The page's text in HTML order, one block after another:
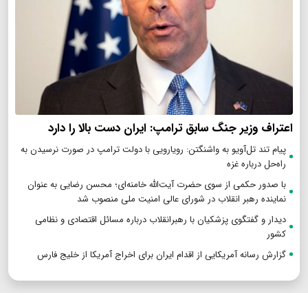
اعتراف وزیر جنگ سابق ترامپ: ایران دست بالا را دارد
پیام تند تل‌آویو به واشنگتن: رویارویی با دولت ترامپ در صورت نرسیدن به
راه‌حل درباره غزه
با صدور حکمی از سوی حضرت آیت‌الله خامنه‌ای؛ محسن رضایی به عنوان
نماینده رهبر انقلاب در شورای عالی امنیت ملی منصوب شد
دیدار و گفتگوی پزشکیان با رهبرانقلاب درباره مسائل اقتصادی و نظامی
کشور
گزارش رسانه آمریکایی از اقدام ایران برای اخراج آمریکا از خلیج فارس